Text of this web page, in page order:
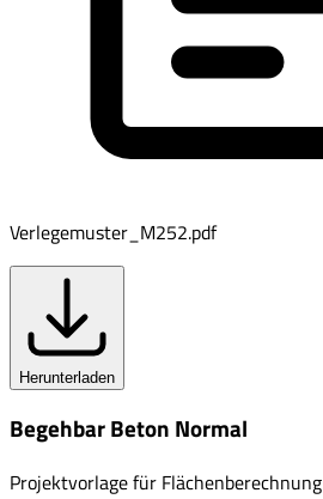
Verlegemuster_M252.pdf
Herunterladen
Begehbar Beton Normal
Projektvorlage für Flächenberechnung